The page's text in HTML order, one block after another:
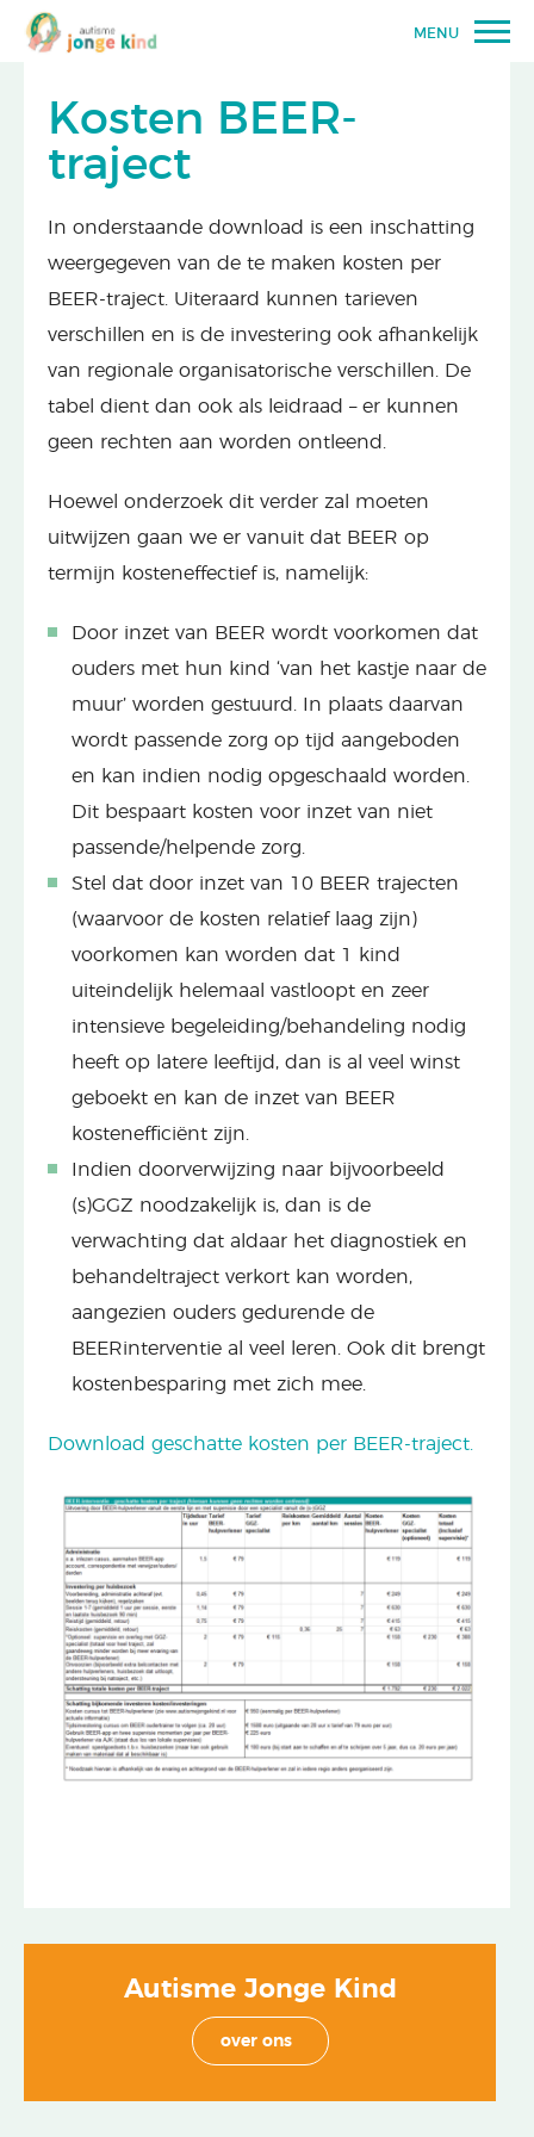
MENU
Kosten BEER-
traject
In onderstaande download is een inschatting
weergegeven van de te maken kosten per
BEER-traject. Uiteraard kunnen tarieven
verschillen en is de investering ook afhankelijk
van regionale organisatorische verschillen. De
tabel dient dan ook als leidraad – er kunnen
geen rechten aan worden ontleend.
Hoewel onderzoek dit verder zal moeten
uitwijzen gaan we er vanuit dat BEER op
termijn kosteneffectief is, namelijk:
Door inzet van BEER wordt voorkomen dat
ouders met hun kind ‘van het kastje naar de
muur’ worden gestuurd. In plaats daarvan
wordt passende zorg op tijd aangeboden
en kan indien nodig opgeschaald worden.
Dit bespaart kosten voor inzet van niet
passende/helpende zorg.
Stel dat door inzet van 10 BEER trajecten
(waarvoor de kosten relatief laag zijn)
voorkomen kan worden dat 1 kind
uiteindelijk helemaal vastloopt en zeer
intensieve begeleiding/behandeling nodig
heeft op latere leeftijd, dan is al veel winst
geboekt en kan de inzet van BEER
kostenefficiënt zijn.
Indien doorverwijzing naar bijvoorbeeld
(s)GGZ noodzakelijk is, dan is de
verwachting dat aldaar het diagnostiek en
behandeltraject verkort kan worden,
aangezien ouders gedurende de
BEERinterventie al veel leren. Ook dit brengt
kostenbesparing met zich mee.
Download geschatte kosten per BEER-traject.
Autisme Jonge Kind
over ons